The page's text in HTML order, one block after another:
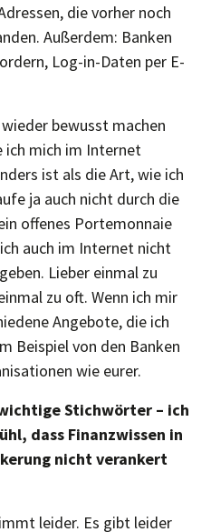
die vorher noch
Außerdem: Banken
Log-in-Daten per E-
bewusst machen
ich mich im Internet
ist als die Art, wie ich
ja auch nicht durch die
offenes Portemonnaie
auch im Internet nicht
Lieber einmal zu
zu oft. Wenn ich mir
Angebote, die ich
Beispiel von den Banken
wie eurer.
Stichwörter – ich
dass Finanzwissen in
nicht verankert
leider. Es gibt leider